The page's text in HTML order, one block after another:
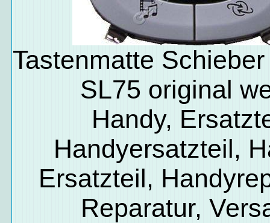
Tastenmatte
SL75 original
Handy,
Handyersatzteil,
Ersatzteil,
Reparatur,